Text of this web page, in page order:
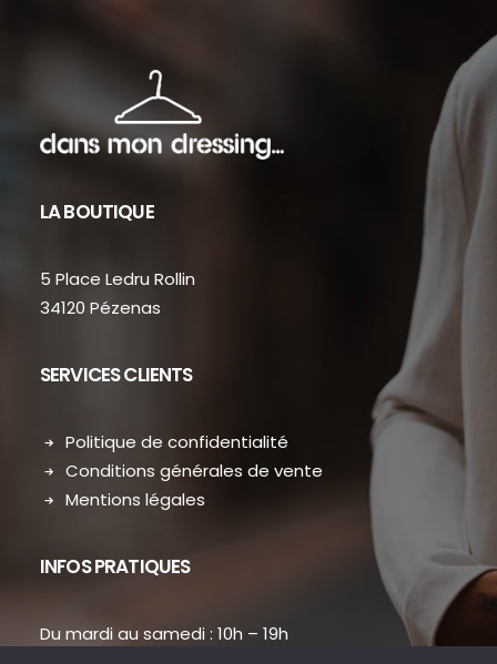
LA BOUTIQUE
5 Place Ledru Rollin
34120 Pézenas
SERVICES CLIENTS
Politique de confidentialité
Conditions générales de vente
Mentions légales
INFOS PRATIQUES
Du mardi au samedi : 10h – 19h